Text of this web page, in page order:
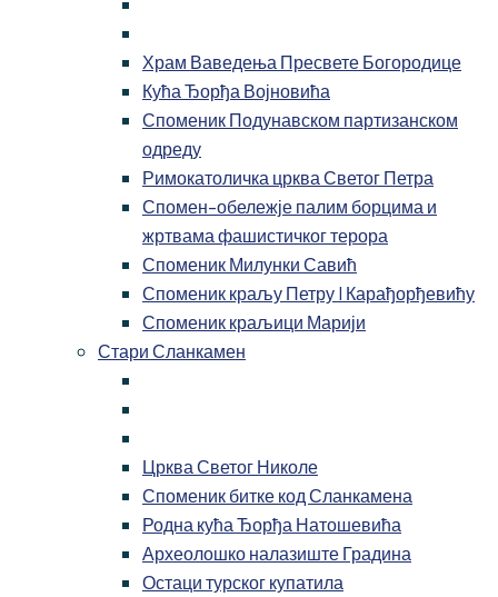
Храм Ваведења Пресвете Богородице
Кућа Ђорђа Војновића
Споменик Подунавском партизанском
одреду
Римокатоличка црква Светог Петра
Спомен-обележје палим борцима и
жртвама фашистичког терора
Споменик Милунки Савић
Споменик краљу Петру I Карађорђевићу
Споменик краљици Марији
Стари Сланкамен
Црква Светог Николе
Споменик битке код Сланкамена
Родна кућа Ђорђа Натошевића
Археолошко налазиште Градина
Остаци турског купатила